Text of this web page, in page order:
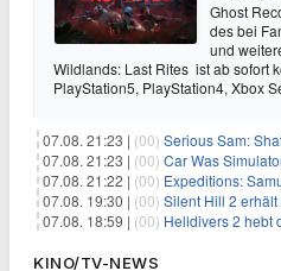
Ghost
des bei
und
Wildlands: Last Rites ist ab sofort
PlayStation5, PlayStation4, Xbox
07.08. 21:23 | (00) Serious Sam:
07.08. 21:23 | (00) Car Was Simulator
07.08. 21:22 | (00) Expeditions: Samurai –
07.08. 19:30 | (00) Silent Hill 2 erhält neues
07.08. 18:59 | (00) Helldivers 2 hebt das Level-
KINO/TV-NEWS